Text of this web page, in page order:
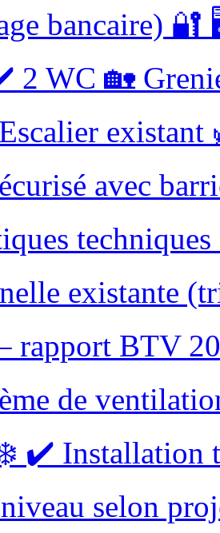
bancaire)
2 WC 🏡
existant
avec
existante
rapport BTV
de
✔️ Installation
selon